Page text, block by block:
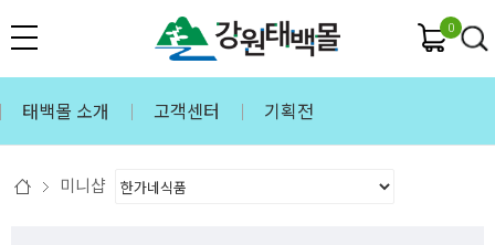
0
태백몰 소개 고객센터 기획전
미니샵